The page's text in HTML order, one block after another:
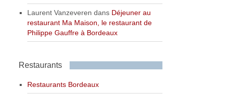
Laurent Vanzeveren dans Déjeuner au
restaurant Ma Maison, le restaurant de
Philippe Gauffre à Bordeaux
Restaurants
Restaurants Bordeaux